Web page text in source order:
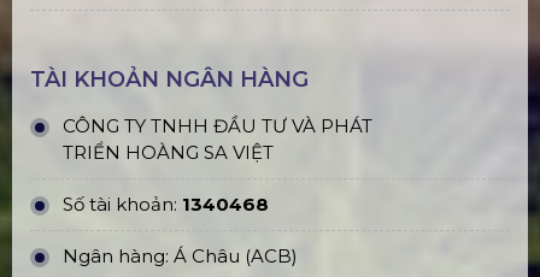
TÀI KHOẢN NGÂN HÀNG
CÔNG TY TNHH ĐẦU TƯ VÀ PHÁT
TRIỂN HOÀNG SA VIỆT
Số tài khoản: 1340468
Ngân hàng: Á Châu (ACB)